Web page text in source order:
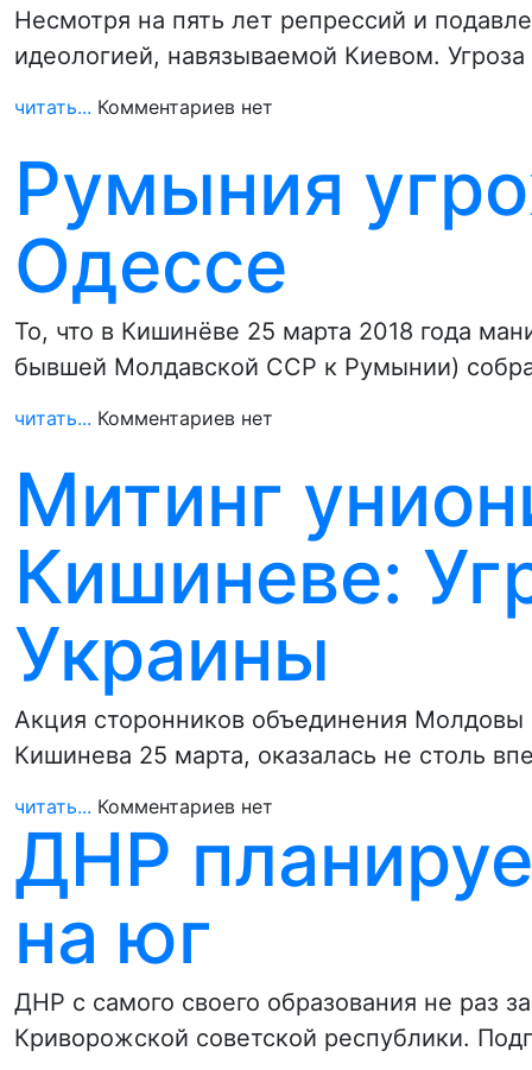
Несмотря на пять лет репрессий и
идеологией, навязываемой Киевом.
читать... Комментариев нет
Румыния
Одессе
То, что в Кишинёве 25 марта 2018 года
бывшей Молдавской ССР к Румынии)
читать... Комментариев нет
Митинг
Кишиневе:
Украины
Акция сторонников объединения
Кишинева 25 марта, оказалась не столь
читать... Комментариев нет
ДНР
на юг
ДНР с самого своего образования не раз
Криворожской советской республики.